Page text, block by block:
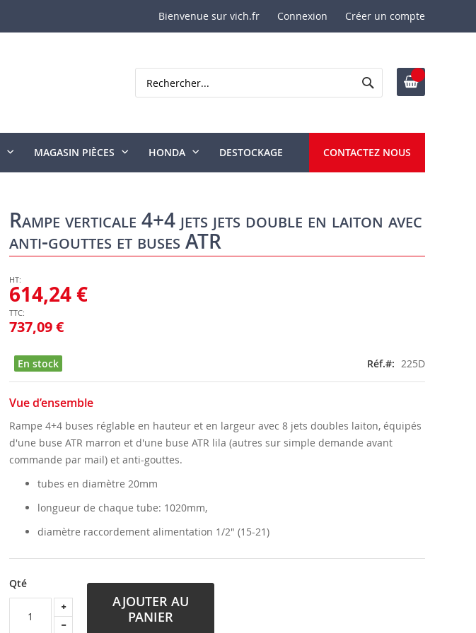
Bienvenue sur vich.fr Connexion Créer un compte
Rechercher
MAGASIN PIÈCES HONDA DESTOCKAGE CONTACTEZ NOUS
Rampe verticale 4+4 jets jets double en laiton avec
anti-gouttes et buses ATR
737,09 €
614,24 €
En stock Réf. 225D
Vue d’ensemble
Rampe 4+4 buses réglable en hauteur et en largeur avec 8 jets doubles laiton, équipés
d'une buse ATR marron et d'une buse ATR lila (autres sur simple demande avant
commande par mail) et anti-gouttes.
tubes en diamètre 20mm
longueur de chaque tube: 1020mm,
diamètre raccordement alimentation 1/2" (15-21)
Qté
AJOUTER AU
PANIER